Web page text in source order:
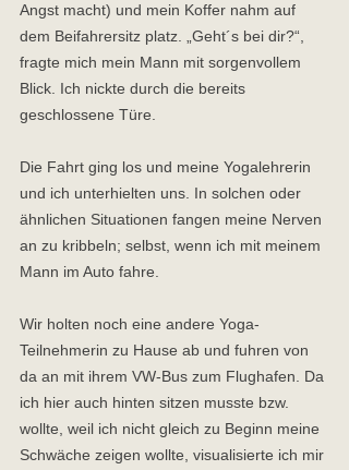
Angst macht) und mein Koffer nahm auf
dem Beifahrersitz platz. „Geht´s bei dir?“,
fragte mich mein Mann mit sorgenvollem
Blick. Ich nickte durch die bereits
geschlossene Türe.
Die Fahrt ging los und meine Yogalehrerin
und ich unterhielten uns. In solchen oder
ähnlichen Situationen fangen meine Nerven
an zu kribbeln; selbst, wenn ich mit meinem
Mann im Auto fahre.
Wir holten noch eine andere Yoga-
Teilnehmerin zu Hause ab und fuhren von
da an mit ihrem VW-Bus zum Flughafen. Da
ich hier auch hinten sitzen musste bzw.
wollte, weil ich nicht gleich zu Beginn meine
Schwäche zeigen wollte, visualisierte ich mir